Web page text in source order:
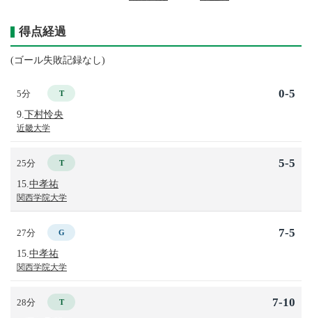
得点経過
(ゴール失敗記録なし)
5分 T
9. 下村怜央
近畿大学
0-5
25分 T
15. 中孝祐
関西学院大学
5-5
27分 G
15. 中孝祐
関西学院大学
7-5
28分 T 7-10